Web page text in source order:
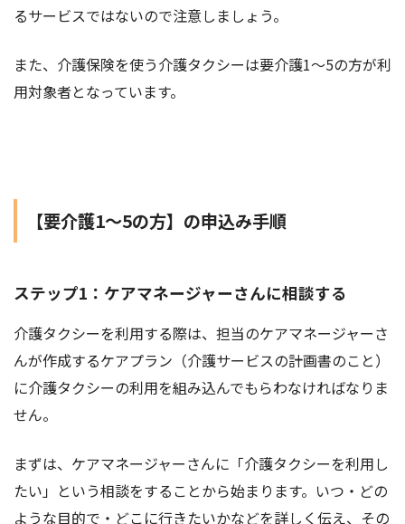
るサービスではないので注意しましょう。
また、介護保険を使う介護タクシーは要介護1～5の方が利
用対象者となっています。
【要介護1～5の方】の申込み手順
ステップ1：ケアマネージャーさんに相談する
介護タクシーを利用する際は、担当のケアマネージャーさ
んが作成するケアプラン（介護サービスの計画書のこと）
に介護タクシーの利用を組み込んでもらわなければなりま
せん。
まずは、ケアマネージャーさんに「介護タクシーを利用し
たい」という相談をすることから始まります。いつ・どの
ような目的で・どこに行きたいかなどを詳しく伝え、その